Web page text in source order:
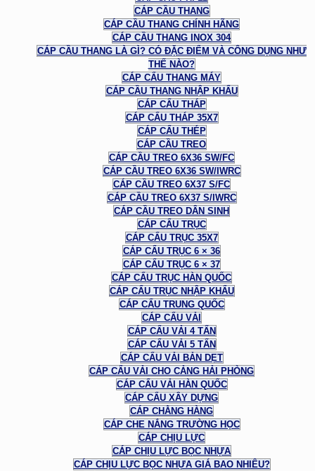
CÁP CẦU THANG
CÁP CẦU THANG CHÍNH HÃNG
CÁP CẦU THANG INOX 304
CÁP CẦU THANG LÀ GÌ? CÓ ĐẶC ĐIỂM VÀ CÔNG DỤNG NHƯ
THẾ NÀO?
CÁP CẨU THANG MÁY
CÁP CẦU THANG NHẬP KHẨU
CÁP CẨU THÁP
CÁP CẨU THÁP 35X7
CÁP CẨU THÉP
CÁP CẦU TREO
CÁP CẦU TREO 6X36 SW/FC
CÁP CẦU TREO 6X36 SW/IWRC
CÁP CẦU TREO 6X37 S/FC
CÁP CẦU TREO 6X37 S/IWRC
CÁP CẦU TREO DÂN SINH
CÁP CẨU TRỤC
CÁP CẨU TRỤC 35X7
CÁP CẨU TRỤC 6 × 36
CÁP CẨU TRỤC 6 × 37
CÁP CẨU TRỤC HÀN QUỐC
CÁP CẨU TRỤC NHẬP KHẨU
CÁP CẨU TRUNG QUỐC
CÁP CẨU VẢI
CÁP CẨU VẢI 4 TẤN
CÁP CẨU VẢI 5 TẤN
CÁP CẨU VẢI BẢN DẸT
CÁP CẨU VẢI CHO CẢNG HẢI PHÒNG
CÁP CẨU VẢI HÀN QUỐC
CÁP CẨU XÂY DỰNG
CÁP CHẰNG HÀNG
CÁP CHE NẮNG TRƯỜNG HỌC
CÁP CHỊU LỰC
CÁP CHỊU LỰC BỌC NHỰA
CÁP CHỊU LỰC BỌC NHỰA GIÁ BAO NHIÊU?